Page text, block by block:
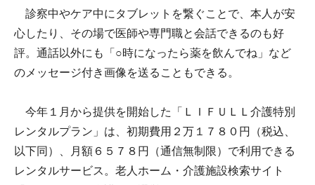
診察中やケア中にタブレットを繋ぐことで、本人が安
心したり、その場で医師や専門職と会話できるのも好
評。通話以外にも「○時になったら薬を飲んでね」など
のメッセージ付き画像を送ることもできる。
今年１月から提供を開始した「ＬＩＦＵＬＬ介護特別
レンタルプラン」は、初期費用２万１７８０円（税込、
以下同）、月額６５７８円（通信無制限）で利用できる
レンタルサービス。老人ホーム・介護施設検索サイト